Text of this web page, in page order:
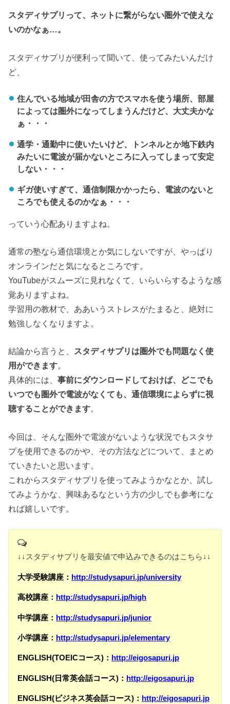
スタディサプリって、ネットに繋がらない圏外で使えな
いのかなぁ…。
スタディサプリが便利って聞いて、使ってみたいんだけ
ど、
住んでいる地域が田舎の方でスマホを使う場所、部屋
によっては圏外になってしまうんだけど、大丈夫かな
ぁ・・・
通学・通勤中に使いたいけど、トンネルとか地下鉄内
みたいに電波が届かないところに入ってしまって安定
しない・・・
ギガ使いすぎて、通信制限かかったら、電波のないと
ころでも使えるのかなぁ・・・
っていう心配ありますよね。
通常の塾なら通信環境とか気にしないですが、やっぱり
オンラインだと気になるところです。
YouTubeがスムーズに見れなくて、いらいらするような感
覚ありますよね。
学習用の教材で、ああいうストレスがたまると、絶対に
勉強しなくなりますよ。
結論から言うと、 スタディサプリは圏外でも問題なく使
用ができます。
具体的には、事前にダウンロードしておけば、どこでも
いつでも圏外で電波がなくても、通信環境によらずに視
聴することができます。
今回は、そんな圏外で電波がないような状況でもスタサ
プを使用できるのかや、その方法などについて、まとめ
ていきたいと思います。
これからスタディサプリを使ってみようかなとか、試し
てみようかな、興味あるなという方の少しでも参考にな
れば嬉しいです。
↓↓スタディサプリを最安値で申込みできるのはこちら↓↓
大学受験講座： http://studysapuri.jp/university
高校講座： http://studysapuri.jp/high
中学講座： http://studysapuri.jp/junior
小学講座： http://studysapuri.jp/elementary
ENGLISH(TOEICコース)： http://eigosapuri.jp
ENGLISH(日常英会話コース)： http://eigosapuri.jp
ENGLISH(ビジネス英会話コース)： http://eigosapuri.jp